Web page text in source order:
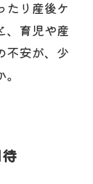
たり産後ケ
、育児や産
不安が、少